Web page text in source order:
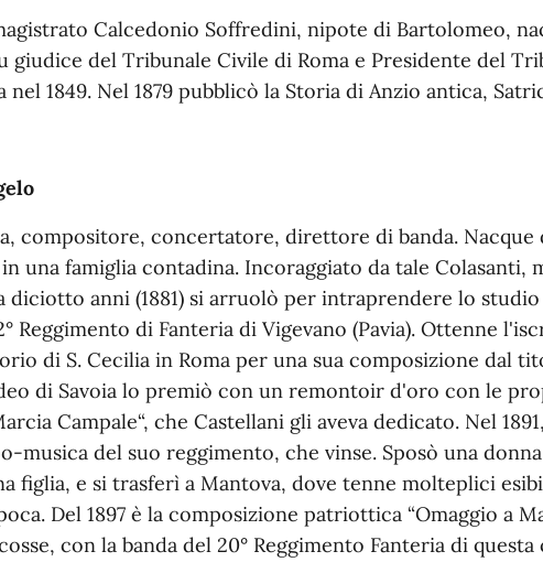
Calcedonio Soffredini, nipote di Bartolomeo,
giudice del Tribunale Civile di Roma e Presidente del
nel 1849. Nel 1879 pubblicò la Storia di Anzio antica,
compositore, concertatore, direttore di banda. Nacque
in una famiglia contadina. Incoraggiato da tale Colasanti,
diciotto anni (1881) si arruolò per intraprendere lo studio
Reggimento di Fanteria di Vigevano (Pavia). Ottenne
di S. Cecilia in Roma per una sua composizione dal
di Savoia lo premiò con un remontoir d'oro con le
Campale“, che Castellani gli aveva dedicato. Nel
musica del suo reggimento, che vinse. Sposò una
figlia, e si trasferì a Mantova, dove tenne molteplici
Del 1897 è la composizione patriottica “Omaggio a
con la banda del 20° Reggimento Fanteria di